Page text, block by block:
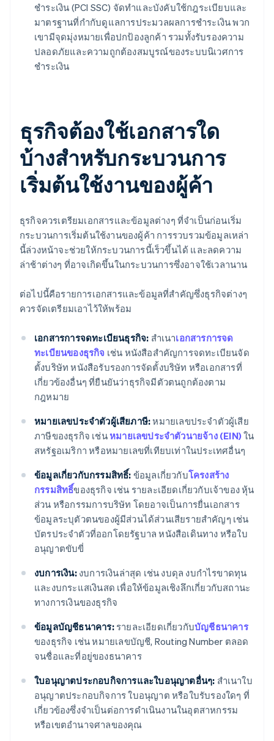
ชําระเงิน (PCI SSC) จัดทําและบังคับใช้กฎระเบียบและ
มาตรฐานที่กํากับดูแลการประมวลผลการชําระเงิน พวก
เขามีจุดมุ่งหมายเพื่อปกป้องลูกค้า รวมทั้งรับรองความ
ปลอดภัยและความถูกต้องสมบูรณ์ของระบบนิเวศการ
ชําระเงิน
ธุรกิจต้องใช้เอกสารใด
บ้างสำหรับกระบวนการ
เริ่มต้นใช้งานของผู้ค้า
ธุรกิจควรเตรียมเอกสารและข้อมูลต่างๆ ที่จำเป็นก่อนเริ่ม
กระบวนการเริ่มต้นใช้งานของผู้ค้า การรวบรวมข้อมูลเหล่า
นี้ล่วงหน้าจะช่วยให้กระบวนการนี้เร็วขึ้นได้ และลดความ
ล่าช้าต่างๆ ที่อาจเกิดขึ้นในกระบวนการซึ่งอาจใช้เวลานาน
ต่อไปนี้คือรายการเอกสารและข้อมูลที่สำคัญซึ่งธุรกิจต่างๆ
ควรจัดเตรียมเอาไว้ให้พร้อม
เอกสารการจดทะเบียนธุรกิจ: สำเนาเอกสารการจด
ทะเบียนของธุรกิจ เช่น หนังสือสำคัญการจดทะเบียนจัด
ตั้งบริษัท หนังสือรับรองการจัดตั้งบริษัท หรือเอกสารที่
เกี่ยวข้องอื่นๆ ที่ยืนยันว่าธุรกิจมีตัวตนถูกต้องตาม
กฎหมาย
หมายเลขประจำตัวผู้เสียภาษี:หมายเลขประจำตัวผู้เสีย
ภาษีของธุรกิจ เช่นหมายเลขประจำตัวนายจ้าง (EIN)ใน
สหรัฐอเมริกา หรือหมายเลขที่เทียบเท่าในประเทศอื่นๆ
ข้อมูลเกี่ยวกับกรรมสิทธิ์: ข้อมูลเกี่ยวกับโครงสร้าง
กรรมสิทธิ์ของธุรกิจ เช่น รายละเอียดเกี่ยวกับเจ้าของ หุ้น
ส่วน หรือกรรมการบริษัท โดยอาจเป็นการยื่นเอกสาร
ข้อมูลระบุตัวตนของผู้มีส่วนได้ส่วนเสียรายสำคัญๆ เช่น
บัตรประจำตัวที่ออกโดยรัฐบาล หนังสือเดินทาง หรือใบ
อนุญาตขับขี่
งบการเงิน:งบการเงินล่าสุด เช่น งบดุล งบกำไรขาดทุน
และงบกระแสเงินสด เพื่อให้ข้อมูลเชิงลึกเกี่ยวกับสถานะ
ทางการเงินของธุรกิจ
ข้อมูลบัญชีธนาคาร:รายละเอียดเกี่ยวกับบัญชีธนาคาร
ของธุรกิจ เช่น หมายเลขบัญชี, Routing Number ตลอด
จนชื่อและที่อยู่ของธนาคาร
ใบอนุญาตประกอบกิจการและใบอนุญาตอื่นๆ: สำเนาใบ
อนุญาตประกอบกิจการ ใบอนุญาต หรือใบรับรองใดๆ ที่
เกี่ยวข้องซึ่งจำเป็นต่อการดำเนินงานในอุตสาหกรรม
หรือเขตอำนาจศาลของคุณ